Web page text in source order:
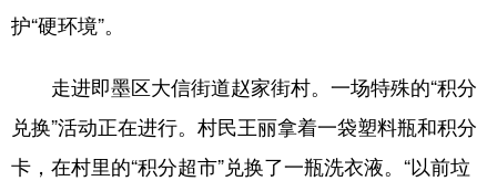
护“硬环境”。
走进即墨区大信街道赵家街村。一场特殊的“积分
兑换”活动正在进行。村民王丽拿着一袋塑料瓶和积分
卡，在村里的“积分超市”兑换了一瓶洗衣液。“以前垃